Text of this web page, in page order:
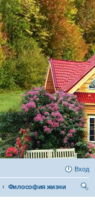
Вход
Философия жизни